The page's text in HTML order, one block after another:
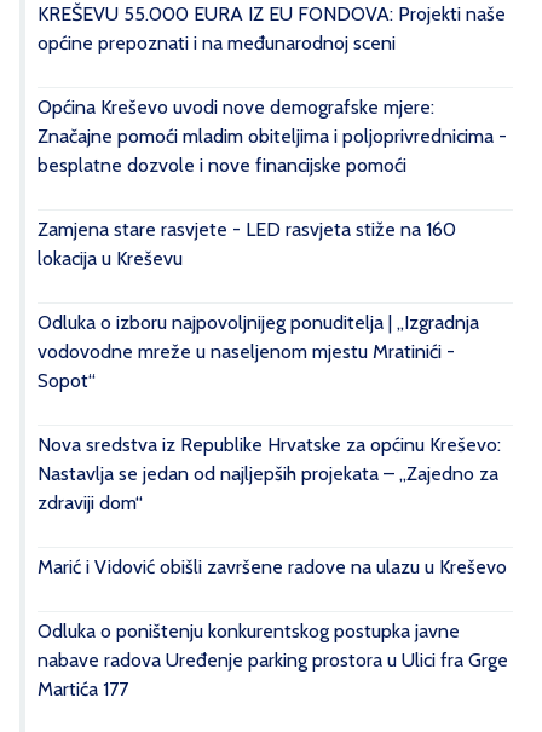
KREŠEVU 55.000 EURA IZ EU FONDOVA: Projekti naše
općine prepoznati i na međunarodnoj sceni
Općina Kreševo uvodi nove demografske mjere:
Značajne pomoći mladim obiteljima i poljoprivrednicima -
besplatne dozvole i nove financijske pomoći
Zamjena stare rasvjete - LED rasvjeta stiže na 160
lokacija u Kreševu
Odluka o izboru najpovoljnijeg ponuditelja | „Izgradnja
vodovodne mreže u naseljenom mjestu Mratinići -
Sopot“
Nova sredstva iz Republike Hrvatske za općinu Kreševo:
Nastavlja se jedan od najljepših projekata – „Zajedno za
zdraviji dom“
Marić i Vidović obišli završene radove na ulazu u Kreševo
Odluka o poništenju konkurentskog postupka javne
nabave radova Uređenje parking prostora u Ulici fra Grge
Martića 177